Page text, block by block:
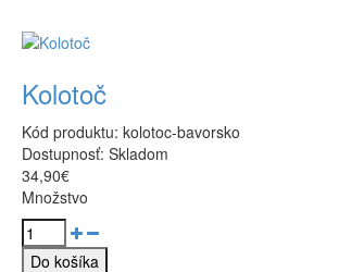
Kolotoč
Kód produktu: kolotoc-bavorsko
Dostupnosť: Skladom
34,90€
Množstvo